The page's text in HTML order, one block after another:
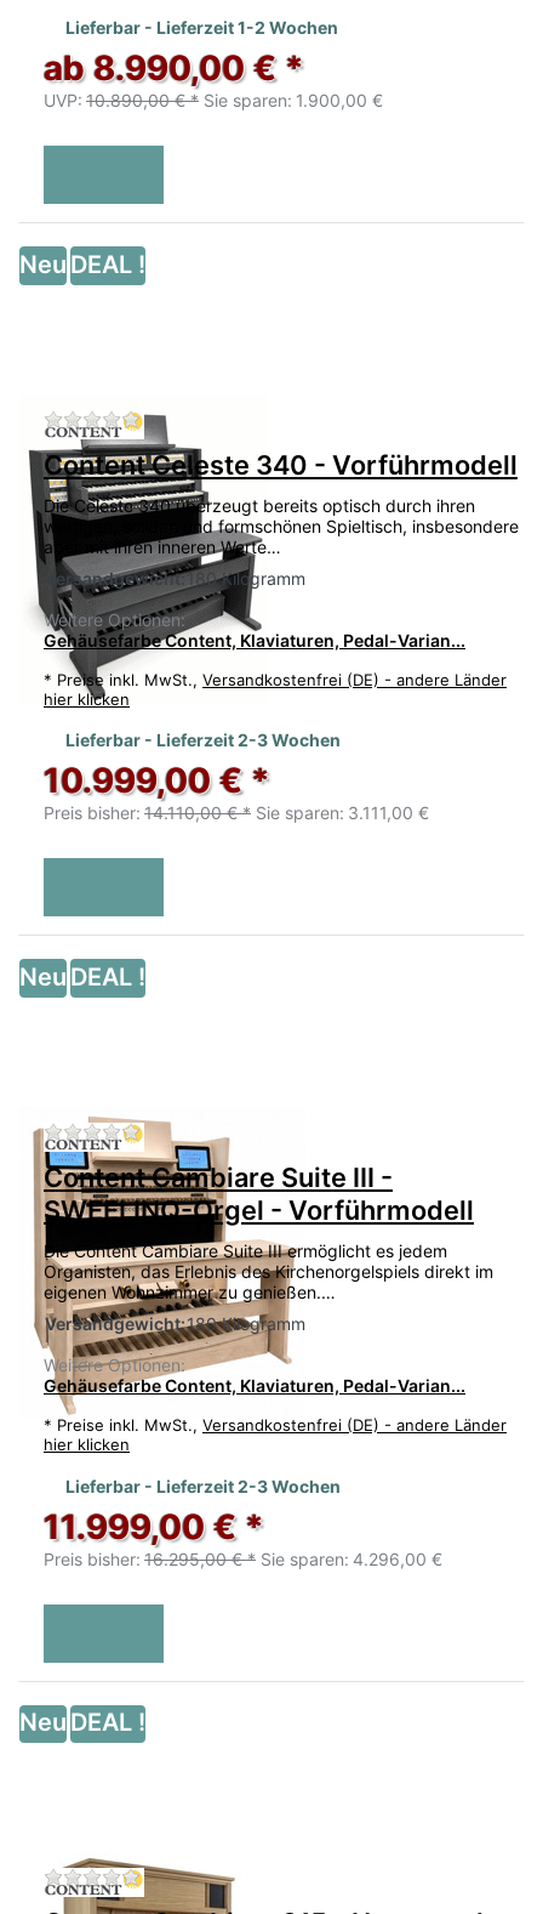
Lieferbar - Lieferzeit 1-2 Wochen
ab 8.990,00 € *
UVP: 10.890,00 € * Sie sparen: 1.900,00 €
Neu DEAL !
Zu diesem Produkt liegen noch keine
Content Celeste 340 - Vorführmodell
Die Celeste 340 überzeugt bereits optisch durch ihren
wertigen, soliden und formschönen Spieltisch, insbesondere
aber mit ihren inneren Werte…
Versandgewicht:180 Kilogramm
Weitere Optionen:
Gehäusefarbe Content, Klaviaturen, Pedal-Varian...
* Preise inkl. MwSt., Versandkostenfrei (DE) - andere Länder
hier klicken
Lieferbar - Lieferzeit 2-3 Wochen
10.999,00 € *
Preis bisher: 14.110,00 € * Sie sparen: 3.111,00 €
Neu DEAL !
Zu diesem Produkt liegen noch keine
Content Cambiare Suite III -
SWEELINQ-Orgel - Vorführmodell
Die Content Cambiare Suite III ermöglicht es jedem
Organisten, das Erlebnis des Kirchenorgelspiels direkt im
eigenen Wohnzimmer zu genießen.…
Versandgewicht:180 Kilogramm
Weitere Optionen:
Gehäusefarbe Content, Klaviaturen, Pedal-Varian...
* Preise inkl. MwSt., Versandkostenfrei (DE) - andere Länder
hier klicken
Lieferbar - Lieferzeit 2-3 Wochen
11.999,00 € *
Preis bisher: 16.295,00 € * Sie sparen: 4.296,00 €
Neu DEAL !
Zu diesem Produkt liegen noch keine